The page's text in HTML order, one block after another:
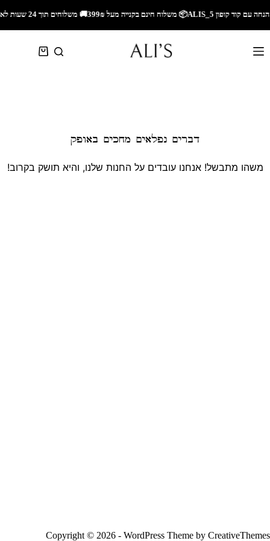
🚚 משלוחים תוך 24 שעות לאזור השרון🚚 משלוחים מהירים לכל הארץ🎁 5% הנחה עם קוד קופון ALIS_5📦 משלוח חינם בקנייה מעל 299₪
דברים נפלאים מחכים באופק
משהו מתבשל! אנחנו עובדים על החנות שלנו, והיא תושק בקרוב!
Copyright © 2026 - WordPress Theme by CreativeThemes